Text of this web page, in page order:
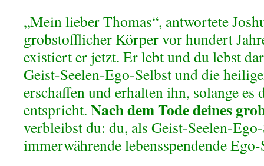
„Mein lieber Thomas“, antwortete
grobstofflicher Körper vor hundert
existiert er jetzt. Er lebt und du lebst
Geist-Seelen-Ego-Selbst und die
erschaffen und erhalten ihn, solange
entspricht. Nach dem Tode deines
verbleibst du: du, als Geist-Seelen-
immerwährende lebensspendende